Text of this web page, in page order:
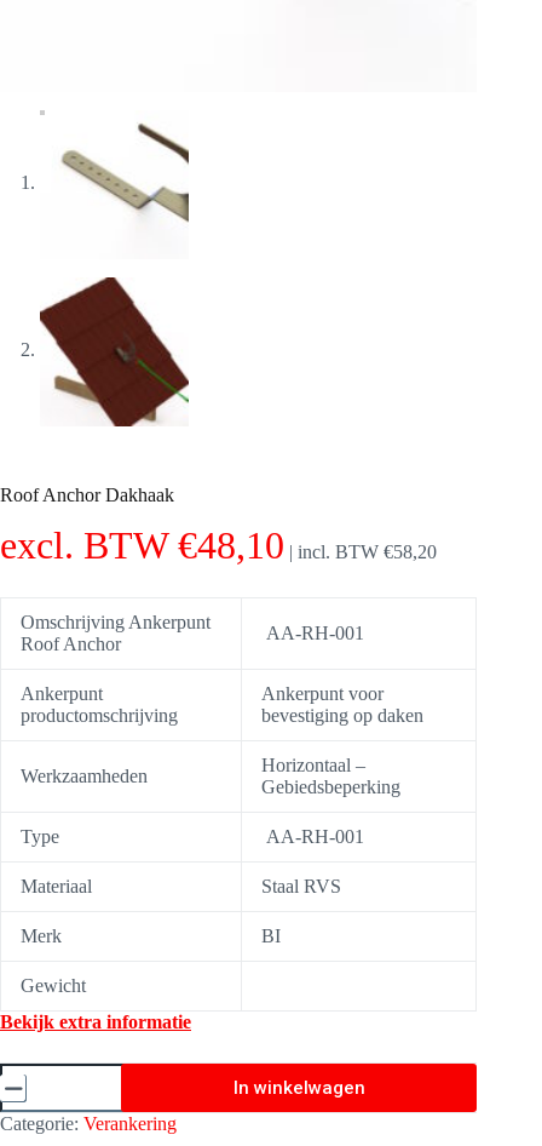
Roof Anchor Dakhaak
excl. BTW€48,10 incl. BTW €58,20
Omschrijving Ankerpunt
Roof Anchor
AA-RH-001
Ankerpunt
productomschrijving
Ankerpunt voor
bevestiging op daken
Werkzaamheden
Horizontaal –
Gebiedsbeperking
Type AA-RH-001
Materiaal Staal RVS
Merk BI
Gewicht
Bekijk extra informatie
Roof
Anchor
Dakhaak
aantal
In winkelwagen
Categorie: Verankering